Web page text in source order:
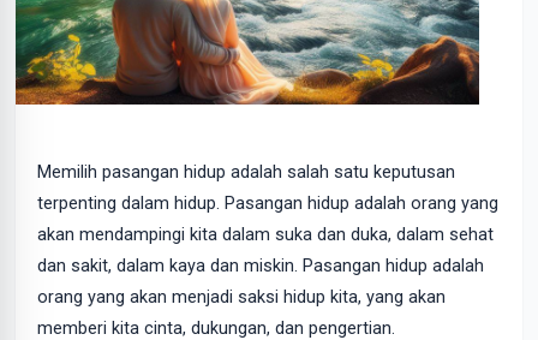
Memilih pasangan hidup adalah salah satu keputusan
terpenting dalam hidup. Pasangan hidup adalah orang yang
akan mendampingi kita dalam suka dan duka, dalam sehat
dan sakit, dalam kaya dan miskin. Pasangan hidup adalah
orang yang akan menjadi saksi hidup kita, yang akan
memberi kita cinta, dukungan, dan pengertian.